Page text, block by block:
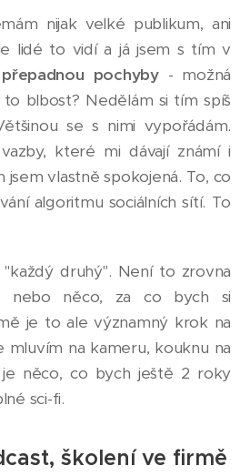
nijak velké publikum, ani
lidé to vidí a já jsem s tím v
pochyby- možná
blbost? Nedělám si tím spíš
se s nimi vypořádám.
které mi dávají známí i
jsem vlastně spokojená. To, co
algoritmu sociálních sítí. To
druhý". Není to zrovna
nebo něco, za co bych si
je to ale významný krok na
na kameru, kouknu na
něco, co bych ještě 2 roky
sci-fi.
školení ve firmě